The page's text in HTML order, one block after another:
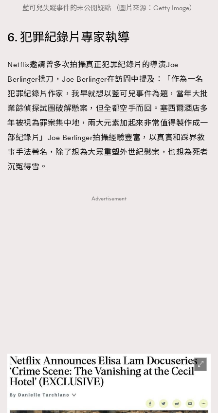
藍可兒失蹤事件的未公開疑點 （圖片來源：Getty Image）
6. 犯罪紀錄片專家執導
Netflix邀請曾多次拍攝真正犯罪紀錄片的導演Joe
Berlinger操刀，Joe Berlinger在訪問中提及：「作為一名
犯罪紀錄片作家，我早就想以藍可兒事件為題，當年大批
業餘偵探試圖破解懸案，但全都空手而回。塞西爾酒店多
年被視為罪案集中地，兩大元素加起來非常值得製作成一
部紀錄片」Joe Berlinger拍攝經驗豐富，以真實和踩界敘
事手法著名，除了想為大眾重塑外世紀懸案，也想為死者
沉冤得雪。
Advertisement